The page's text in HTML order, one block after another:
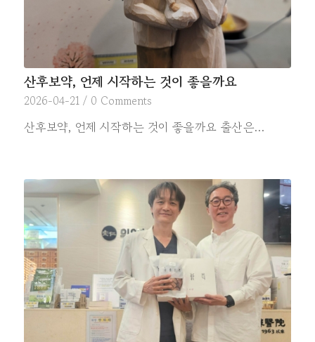
산후보약, 언제 시작하는 것이 좋을까요
2026-04-21 / 0 Comments
산후보약, 언제 시작하는 것이 좋을까요 출산은…